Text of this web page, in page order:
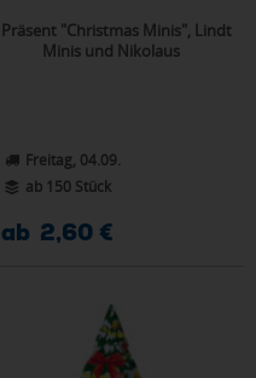
Präsent "Christmas Minis", Lindt
Minis und Nikolaus
Freitag, 04.09.
ab 150 Stück
ab 2,60 €